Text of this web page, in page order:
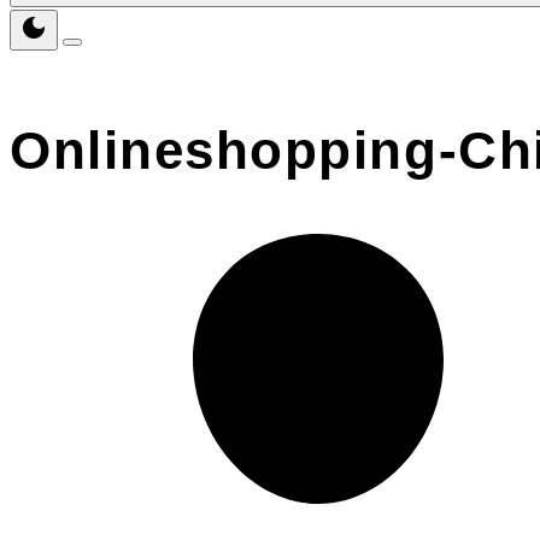
Onlineshopping-